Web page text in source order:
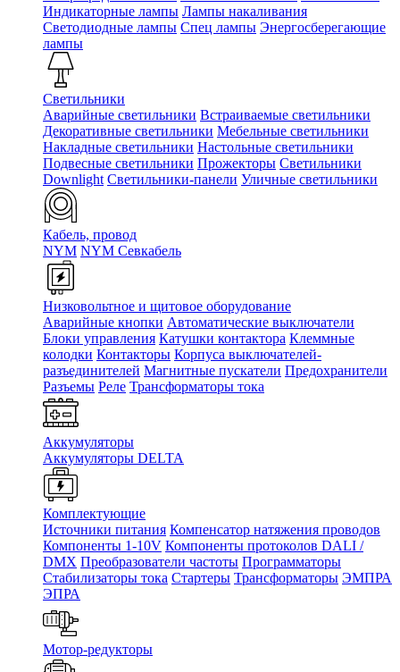
Индикаторные лампы Лампы накаливания
Светодиодные лампы Спец лампы Энергосберегающие
лампы
Светильники
Аварийные светильники Встраиваемые светильники
Декоративные светильники Мебельные светильники
Накладные светильники Настольные светильники
Подвесные светильники Прожекторы Светильники
Downlight Светильники-панели Уличные светильники
Кабель, провод
NYM NYM Севкабель
Низковольтное и щитовое оборудование
Аварийные кнопки Автоматические выключатели
Блоки управления Катушки контактора Клеммные
колодки Контакторы Корпуса выключателей-
разъединителей Магнитные пускатели Предохранители
Разъемы Реле Трансформаторы тока
Аккумуляторы
Аккумуляторы DELTA
Комплектующие
Источники питания Компенсатор натяжения проводов
Компоненты 1-10V Компоненты протоколов DALI /
DMX Преобразователи частоты Программаторы
Стабилизаторы тока Стартеры Трансформаторы ЭМПРА
ЭПРА
Мотор-редукторы